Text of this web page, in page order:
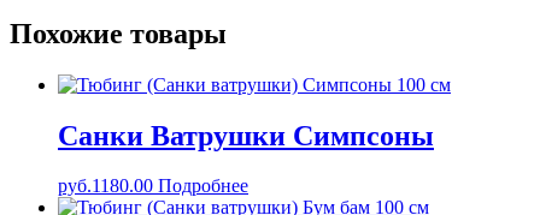
Похожие товары
Санки Ватрушки Симпсоны
руб.1180.00 Подробнее